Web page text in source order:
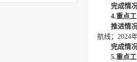
完成情
4.重点
推进情
航线；2024
完成情
5.重点